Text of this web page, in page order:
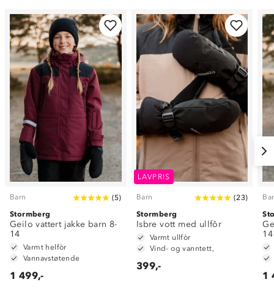
Barn (5)
Stormberg
Geilo vattert jakke barn 8-
14
Varmt helfòr
Vannavstøtende
1 499,-
LAVPRIS
Barn (23)
Stormberg
Isbre vott med ullfôr
Varmt ullfòr
Vind- og vanntett,
399,-
14
1